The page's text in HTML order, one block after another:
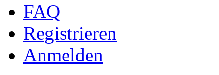
FAQ
Registrieren
Anmelden